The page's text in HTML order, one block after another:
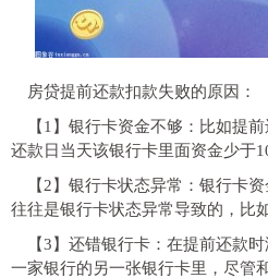
房贷提前还款扣款失败的原因：
【1】银行卡资金不够：比如提
还款日当天该银行卡里面资金少于
【2】银行卡状态异常：银行卡
往往是银行卡状态异常导致的，比
【3】还错银行卡：在提前还款
一家银行的另一张银行卡里，尽管